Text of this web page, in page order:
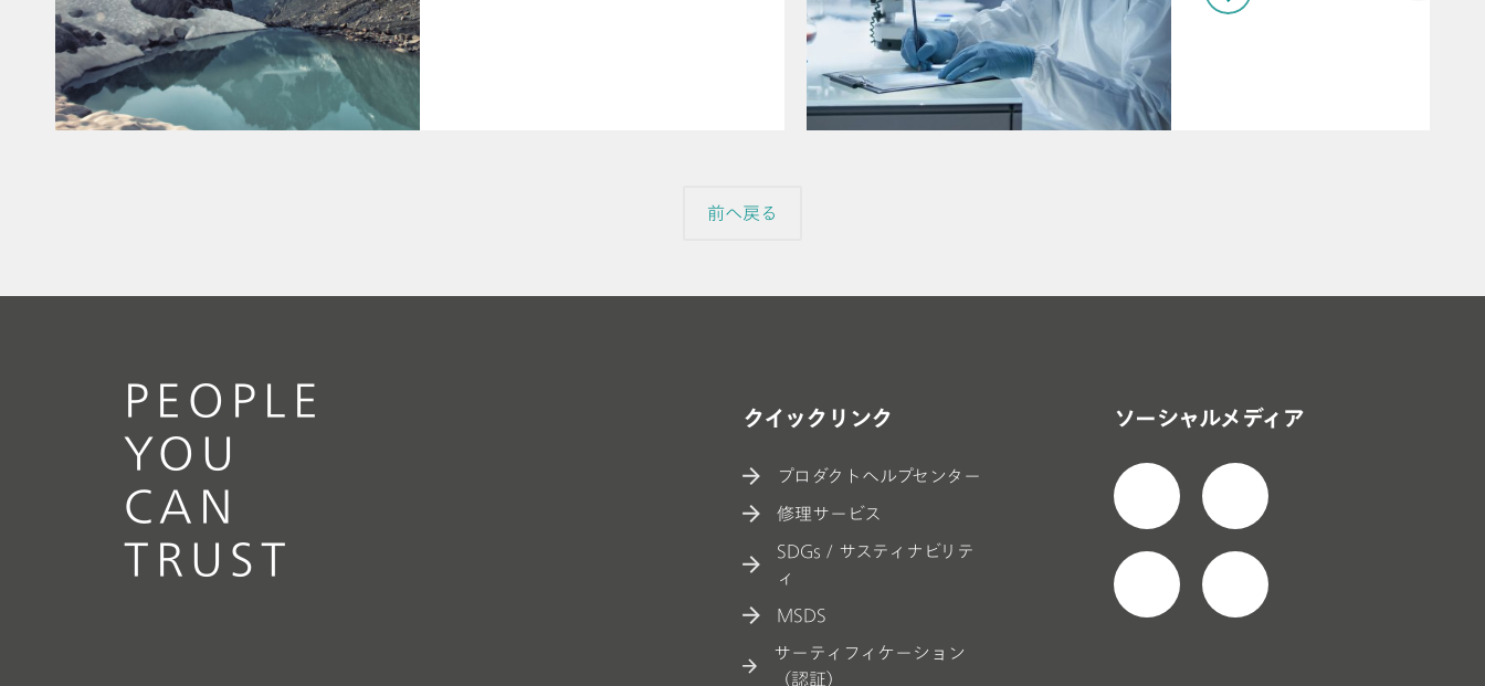
前へ戻る
PEOPLE
YOU
CAN
TRUST
クイックリンク
プロダクトヘルプセンター
修理サービス
SDGs / サスティナビリテ
ィ
MSDS
サーティフィケーション
（認証）
ソーシャルメディア